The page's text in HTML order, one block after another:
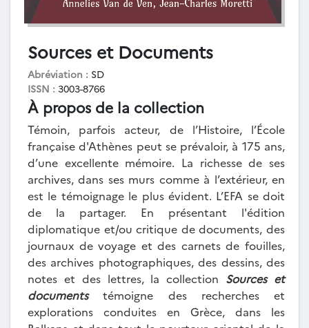
Sources et Documents
Abréviation : SD
ISSN : 3003-8766
À propos de la collection
Témoin, parfois acteur, de l’Histoire, l’École
française d'Athènes peut se prévaloir, à 175 ans,
d’une excellente mémoire. La richesse de ses
archives, dans ses murs comme à l’extérieur, en
est le témoignage le plus évident. L’EFA se doit
de la partager. En présentant l'édition
diplomatique et/ou critique de documents, des
journaux de voyage et des carnets de fouilles,
des archives photographiques, des dessins, des
notes et des lettres, la collection Sources et
documentstémoigne des recherches et
explorations conduites en Grèce, dans les